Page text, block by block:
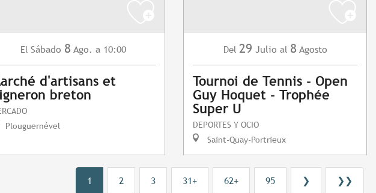
El Sábado 8 Ago. a 10:00
d'artisans et
breton
Plouguernével
Del 29 Julio al 8 Agosto
Tournoi de Tennis - Open
Guy Hoquet - Trophée
Super U
DEPORTES Y OCIO
Saint-Quay-Portrieux
1 2 3 31+ 62+ 95 ❯ ❯❯